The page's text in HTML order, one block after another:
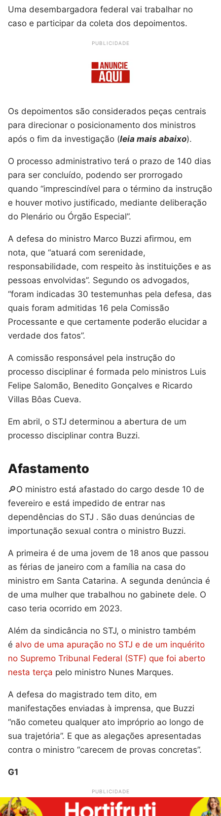
Uma desembargadora federal vai trabalhar no
caso e participar da coleta dos depoimentos.
PUBLICIDADE
Os depoimentos são considerados peças centrais
para direcionar o posicionamento dos ministros
após o fim da investigação (leia mais abaixo).
O processo administrativo terá o prazo de 140 dias
para ser concluído, podendo ser prorrogado
quando “imprescindível para o término da instrução
e houver motivo justificado, mediante deliberação
do Plenário ou Órgão Especial”.
A defesa do ministro Marco Buzzi afirmou, em
nota, que “atuará com serenidade,
responsabilidade, com respeito às instituições e as
pessoas envolvidas”. Segundo os advogados,
“foram indicadas 30 testemunhas pela defesa, das
quais foram admitidas 16 pela Comissão
Processante e que certamente poderão elucidar a
verdade dos fatos”.
A comissão responsável pela instrução do
processo disciplinar é formada pelo ministros Luis
Felipe Salomão, Benedito Gonçalves e Ricardo
Villas Bôas Cueva.
Em abril, o STJ determinou a abertura de um
processo disciplinar contra Buzzi.
Afastamento
🔎O ministro está afastado do cargo desde 10 de
fevereiro e está impedido de entrar nas
dependências do STJ . São duas denúncias de
importunação sexual contra o ministro Buzzi.
A primeira é de uma jovem de 18 anos que passou
as férias de janeiro com a família na casa do
ministro em Santa Catarina. A segunda denúncia é
de uma mulher que trabalhou no gabinete dele. O
caso teria ocorrido em 2023.
Além da sindicância no STJ, o ministro também
é alvo de uma apuração no STJ e de um inquérito
no Supremo Tribunal Federal (STF) que foi aberto
nesta terça pelo ministro Nunes Marques.
A defesa do magistrado tem dito, em
manifestações enviadas à imprensa, que Buzzi
“não cometeu qualquer ato impróprio ao longo de
sua trajetória”. E que as alegações apresentadas
contra o ministro “carecem de provas concretas”.
G1
PUBLICIDADE